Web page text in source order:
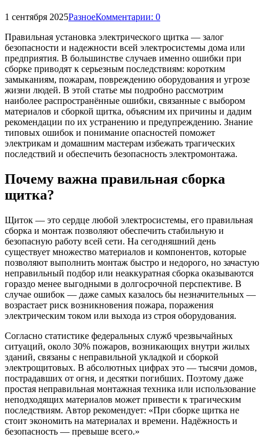
1 сентября 2025РазноеКомментарии: 0
Правильная установка электрического щитка — залог
безопасности и надежности всей электросистемы дома или
предприятия. В большинстве случаев именно ошибки при
сборке приводят к серьезным последствиям: коротким
замыканиям, пожарам, повреждению оборудования и угрозе
жизни людей. В этой статье мы подробно рассмотрим
наиболее распространённые ошибки, связанные с выбором
материалов и сборкой щитка, объясним их причины и дадим
рекомендации по их устранению и предупреждению. Знание
типовых ошибок и понимание опасностей поможет
электрикам и домашним мастерам избежать трагических
последствий и обеспечить безопасность электромонтажа.
Почему важна правильная сборка
щитка?
Щиток — это сердце любой электросистемы, его правильная
сборка и монтаж позволяют обеспечить стабильную и
безопасную работу всей сети. На сегодняшний день
существует множество материалов и компонентов, которые
позволяют выполнить монтаж быстро и недорого, но зачастую
неправильный подбор или неаккуратная сборка оказываются
гораздо менее выгодными в долгосрочной перспективе. В
случае ошибок — даже самых казалось бы незначительных —
возрастает риск возникновения пожара, поражения
электрическим током или выхода из строя оборудования.
Согласно статистике федеральных служб чрезвычайных
ситуаций, около 30% пожаров, возникающих внутри жилых
зданий, связаны с неправильной укладкой и сборкой
электрощитовых. В абсолютных цифрах это — тысячи домов,
пострадавших от огня, и десятки погибших. Поэтому даже
простая неправильная монтажная техника или использование
неподходящих материалов может привести к трагическим
последствиям. Автор рекомендует: «При сборке щитка не
стоит экономить на материалах и времени. Надёжность и
безопасность — превыше всего.»